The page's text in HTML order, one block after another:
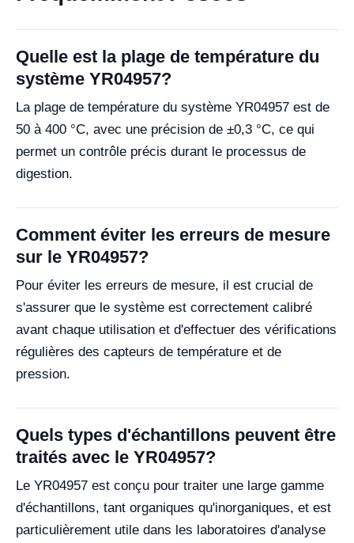
Quelle est la plage de température du
système YR04957?
La plage de température du système YR04957 est de
50 à 400 °C, avec une précision de ±0,3 °C, ce qui
permet un contrôle précis durant le processus de
digestion.
Comment éviter les erreurs de mesure
sur le YR04957?
Pour éviter les erreurs de mesure, il est crucial de
s'assurer que le système est correctement calibré
avant chaque utilisation et d'effectuer des vérifications
régulières des capteurs de température et de
pression.
Quels types d'échantillons peuvent être
traités avec le YR04957?
Le YR04957 est conçu pour traiter une large gamme
d'échantillons, tant organiques qu'inorganiques, et est
particulièrement utile dans les laboratoires d'analyse